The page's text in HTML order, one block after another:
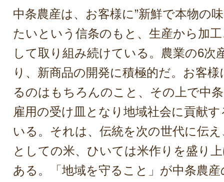
中条農産は、お客様に”新鮮で本物の
たいという信条のもと、生産から加
して取り組み続けている。農業の6次
り、新商品の開発に積極的だ。お客
るのはもちろんのこと、その上で中
雇用の受け皿となり地域社会に貢献
いる。それは、伝統を次の世代に伝
としての米、ひいては米作りを盛り
ある。「地域を守ること」が中条農